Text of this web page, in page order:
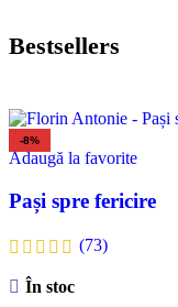
Bestsellers
-8%
Adaugă la favorite
Pași spre fericire
(73)
În stoc